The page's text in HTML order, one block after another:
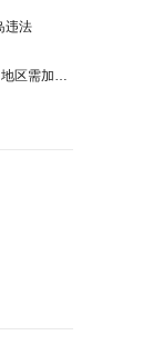
违法
黑龙江发布山洪及地质灾害气象风险预警 多地区需加强防范